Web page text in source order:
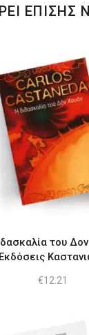
ΕΠΙΣΗΣ
του
Εκδόσεις
€12.21